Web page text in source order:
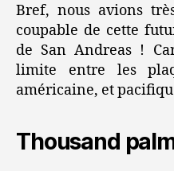
Bref, nous avions
coupable de cette
de San Andreas !
limite entre les
américaine, et
Thousand